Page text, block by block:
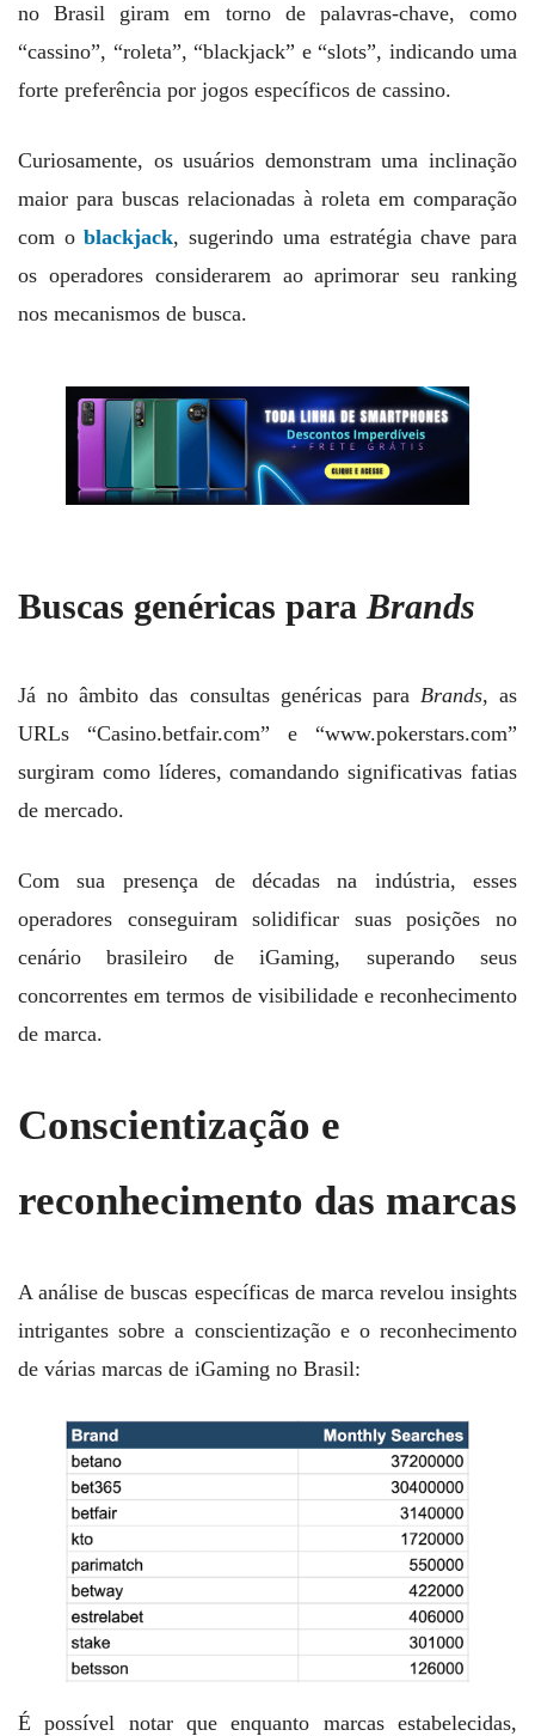
no Brasil giram em torno de palavras-chave, como
“cassino”, “roleta”, “blackjack” e “slots”, indicando uma
forte preferência por jogos específicos de cassino.
Curiosamente, os usuários demonstram uma inclinação
maior para buscas relacionadas à roleta em comparação
com oblackjack, sugerindo uma estratégia chave para
os operadores considerarem ao aprimorar seu ranking
nos mecanismos de busca.
Buscas genéricas paraBrands
Já no âmbito das consultas genéricas para Brands, as
URLs “Casino.betfair.com” e “www.pokerstars.com”
surgiram como líderes, comandando significativas fatias
de mercado.
Com sua presença de décadas na indústria, esses
operadores conseguiram solidificar suas posições no
cenário brasileiro de iGaming, superando seus
concorrentes em termos de visibilidade e reconhecimento
de marca.
Conscientização e
reconhecimento das marcas
A análise de buscas específicas de marca revelou insights
intrigantes sobre a conscientização e o reconhecimento
de várias marcas de iGaming no Brasil:
É possível notar que enquanto marcas estabelecidas,